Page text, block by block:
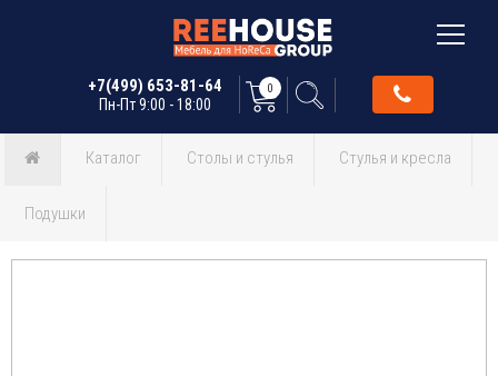
+7(499) 653-81-64
Пн-Пт 9:00 - 18:00
0
Каталог Столы и стулья Стулья и кресла
Подушки